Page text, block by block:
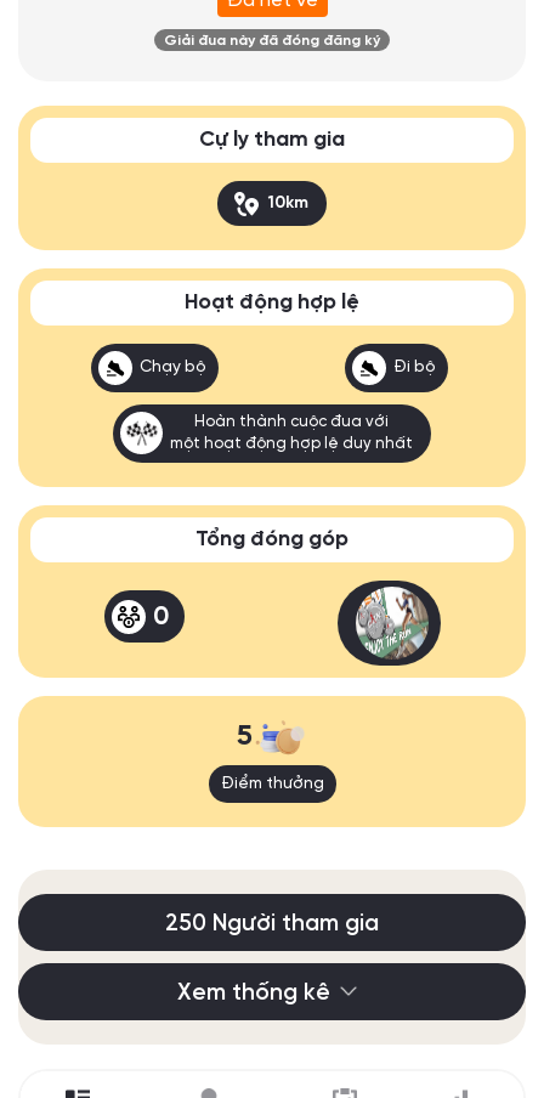
Giải đua này đã đóng đăng ký
Cự ly tham gia
10km
Hoạt động hợp lệ
Chạy bộ Đi bộ
Hoàn thành cuộc đua với
một hoạt động hợp lệ duy nhất
Tổng đóng góp
0
5
Điểm thưởng
250 Người tham gia
Xem thống kê